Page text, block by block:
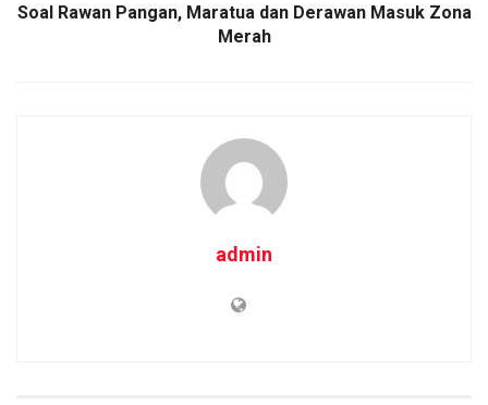
Soal Rawan Pangan, Maratua dan Derawan Masuk Zona
Merah
admin